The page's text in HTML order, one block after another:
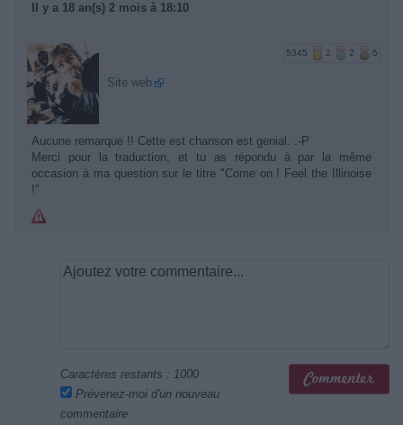
Il y a 18 an(s) 2 mois à 18:10
5345 2 2 5
Site web
Aucune remarque !! Cette est chanson est genial. :-P
Merci pour la traduction, et tu as répondu à par la même
occasion à ma question sur le titre "Come on ! Feel the Illinoise
!"
Caractères restants : 1000
Prévenez-moi d'un nouveau
commentaire